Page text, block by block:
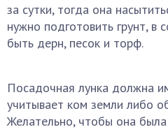
за сутки, тогда она
нужно подготовить грунт, в
быть дерн, песок и торф.
Посадочная лунка должна
учитывает ком земли либо
Желательно, чтобы она